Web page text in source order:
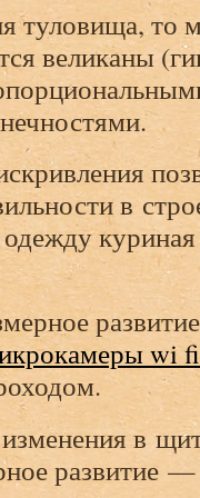
туловища, то
великаны
в
куриная
wi fi
в
развитие —